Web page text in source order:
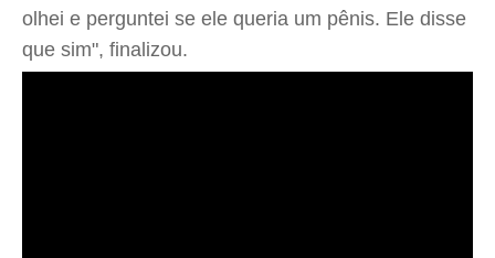
olhei e perguntei se ele queria um pênis. Ele disse
que sim", finalizou.